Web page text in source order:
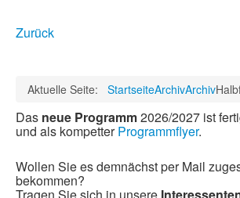
Zurück
Aktuelle Seite: StartseiteArchivArchiv
Das neue Programm2026/2027 ist
und als kompetterProgrammflyer.
Wollen Sie es demnächst per Mail
bekommen?
Tragen Sie sich in unsere